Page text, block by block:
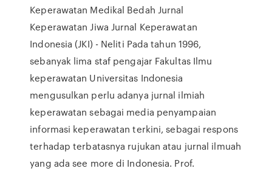
Keperawatan Medikal Bedah Jurnal
Keperawatan Jiwa Jurnal Keperawatan
Indonesia (JKI) - Neliti Pada tahun 1996,
sebanyak lima staf pengajar Fakultas Ilmu
keperawatan Universitas Indonesia
mengusulkan perlu adanya jurnal ilmiah
keperawatan sebagai media penyampaian
informasi keperawatan terkini, sebagai respons
terhadap terbatasnya rujukan atau jurnal ilmuah
yang ada see more di Indonesia. Prof.